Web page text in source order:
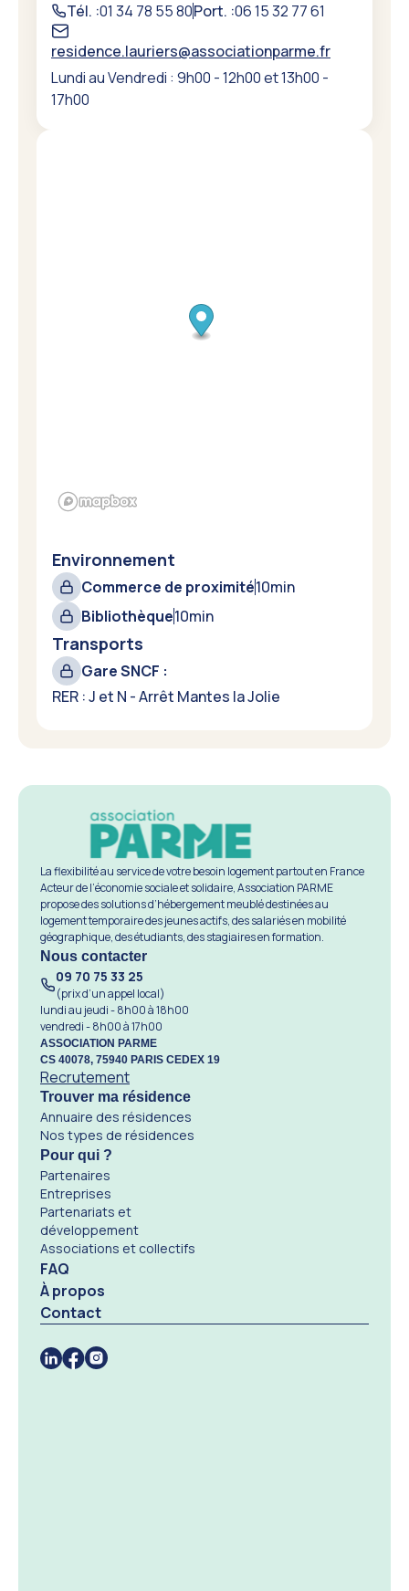
Environnement
Commerce de proximité10min
Bibliothèque10min
Transports
Gare SNCF :
RER : J et N - Arrêt Mantes la Jolie
Tél. :01 34 78 55 80Port. :06 15 32 77 61
residence.lauriers@associationparme.fr
Lundi au Vendredi : 9h00 - 12h00 et 13h00 -
17h00
La flexibilité au service de votre besoin logement partout en France
Acteur de l’économie sociale et solidaire, Association PARME
propose des solutions d’hébergement meublé destinées au
logement temporaire des jeunes actifs, des salariés en mobilité
géographique, des étudiants, des stagiaires en formation.
Nous contacter
09 70 75 33 25
(prix d’un appel local)
lundi au jeudi - 8h00 à 18h00
vendredi - 8h00 à 17h00
ASSOCIATION PARME
CS 40078, 75940 PARIS CEDEX 19
Recrutement
Trouver ma résidence
Annuaire des résidences
Nos types de résidences
Pour qui ?
Partenaires
Entreprises
Partenariats et
développement
Associations et collectifs
FAQ
À propos
Contact